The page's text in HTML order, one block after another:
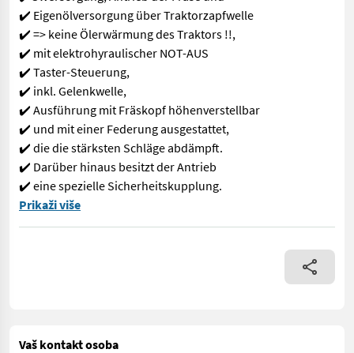
✔️ Eigenölversorgung über Traktorzapfwelle
✔️ => keine Ölerwärmung des Traktors !!,
✔️ mit elektrohyraulischer NOT-AUS
✔️ Taster-Steuerung,
✔️ inkl. Gelenkwelle,
✔️ Ausführung mit Fräskopf höhenverstellbar
✔️ und mit einer Federung ausgestattet,
✔️ die die stärksten Schläge abdämpft.
✔️ Darüber hinaus besitzt der Antrieb
✔️ eine spezielle Sicherheitskupplung.
✨RINIERI Zwischenstockfräse - VORFÜHRER ✔️ Modell :
Prikaži više
Vaš kontakt osoba